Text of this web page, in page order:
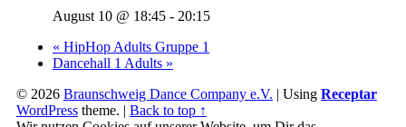
August 10 @ 18:45 - 20:15
« HipHop Adults Gruppe 1
Dancehall 1 Adults »
© 2026 Braunschweig Dance Company e.V. | Using Receptar
WordPress theme. | Back to top ↑